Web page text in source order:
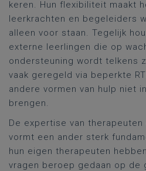
keren. Hun flexibiliteit maakt
leerkrachten en begeleiders
alleen voor staan. Tegelijk
externe leerlingen die op
ondersteuning wordt telkens
vaak geregeld via beperkte
andere vormen van hulp niet
brengen.
De expertise van
vormt een ander sterk
hun eigen therapeuten
vragen beroep gedaan op de